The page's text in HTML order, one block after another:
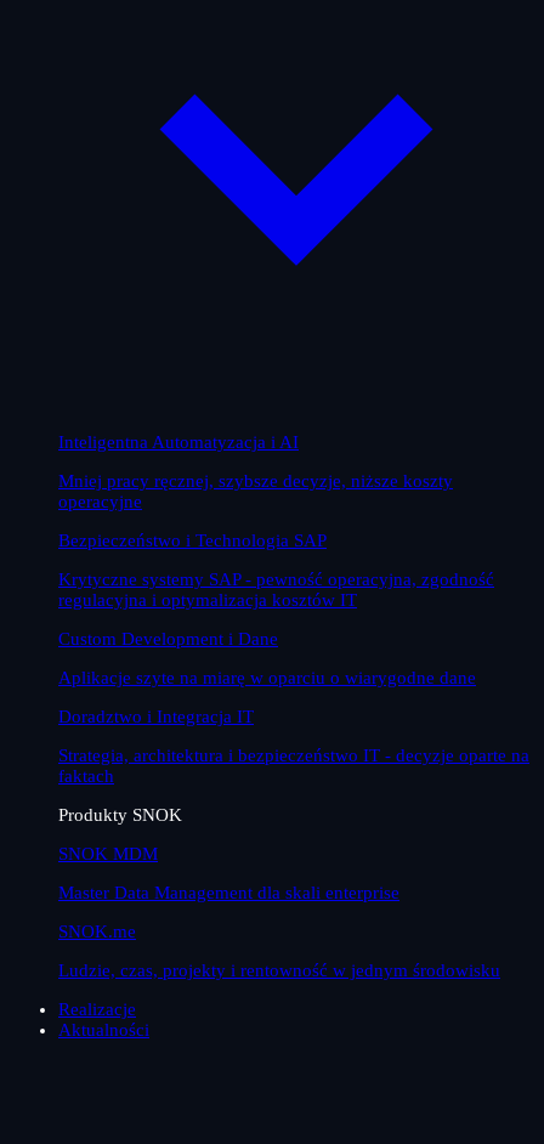
Inteligentna Automatyzacja i AI
Mniej pracy ręcznej, szybsze decyzje, niższe koszty
operacyjne
Bezpieczeństwo i Technologia SAP
Krytyczne systemy SAP - pewność operacyjna, zgodność
regulacyjna i optymalizacja kosztów IT
Custom Development i Dane
Aplikacje szyte na miarę w oparciu o wiarygodne dane
Doradztwo i Integracja IT
Strategia, architektura i bezpieczeństwo IT - decyzje oparte na
faktach
Produkty SNOK
SNOK MDM
Master Data Management dla skali enterprise
SNOK.me
Ludzie, czas, projekty i rentowność w jednym środowisku
Realizacje
Aktualności